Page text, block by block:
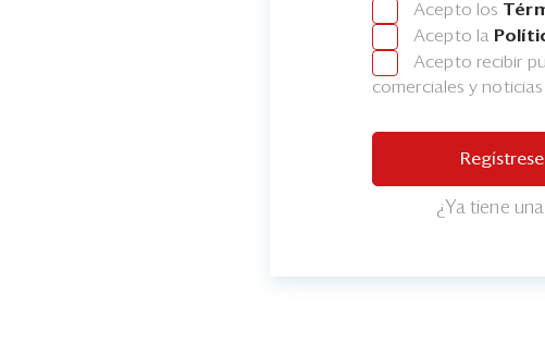
Acepto los
Acepto la
Acepto recibir
comerciales y
¿Ya tiene